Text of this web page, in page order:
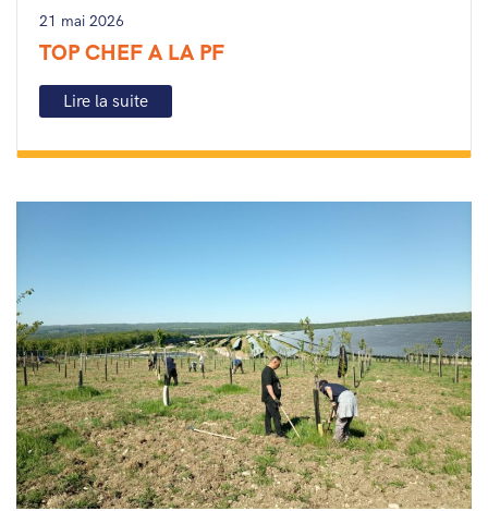
21 mai 2026
TOP CHEF A LA PF
Lire la suite